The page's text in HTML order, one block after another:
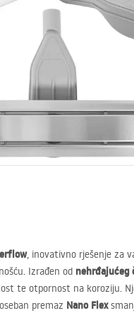
, inovativno rješenje za
Izrađen od nehrđajućeg
te otpornost na koroziju.
premaz Nano Flex